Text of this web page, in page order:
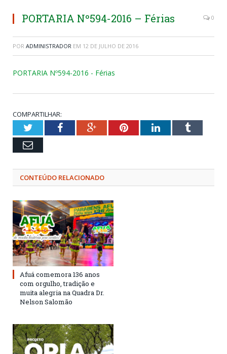
PORTARIA Nº594-2016 – Férias 0
POR ADMINISTRADOR EM 12 DE JULHO DE 2016
PORTARIA Nº594-2016 - Férias
COMPARTILHAR:
TwitterFacebookGoogle+PinterestLinkedInTumblr
Email
CONTEÚDO RELACIONADO
Afuá comemora 136 anos
com orgulho, tradição e
muita alegria na Quadra Dr.
Nelson Salomão